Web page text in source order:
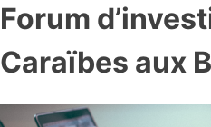
Forum
Caraïbes aux